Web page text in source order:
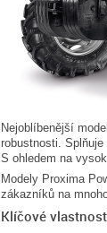
Nejoblíbenější
robustnosti.
S ohledem na
Modely Proxima
zákazníků na
Klíčové